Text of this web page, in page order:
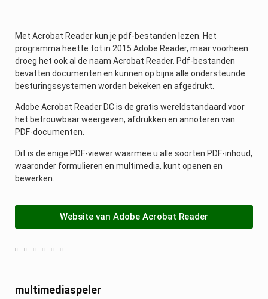
Met Acrobat Reader kun je pdf-bestanden lezen. Het
programma heette tot in 2015 Adobe Reader, maar voorheen
droeg het ook al de naam Acrobat Reader. Pdf-bestanden
bevatten documenten en kunnen op bijna alle ondersteunde
besturingssystemen worden bekeken en afgedrukt.
Adobe Acrobat Reader DC is de gratis wereldstandaard voor
het betrouwbaar weergeven, afdrukken en annoteren van
PDF-documenten.
Dit is de enige PDF-viewer waarmee u alle soorten PDF-inhoud,
waaronder formulieren en multimedia, kunt openen en
bewerken.
Website van Adobe Acrobat Reader
multimediaspeler